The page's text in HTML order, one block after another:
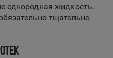
однородная жидкость.
тщательно